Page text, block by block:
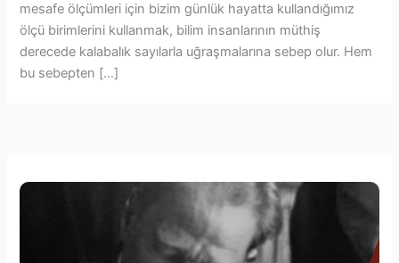
mesafe ölçümleri için bizim günlük hayatta kullandığımız
ölçü birimlerini kullanmak, bilim insanlarının müthiş
derecede kalabalık sayılarla uğraşmalarına sebep olur. Hem
bu sebepten […]